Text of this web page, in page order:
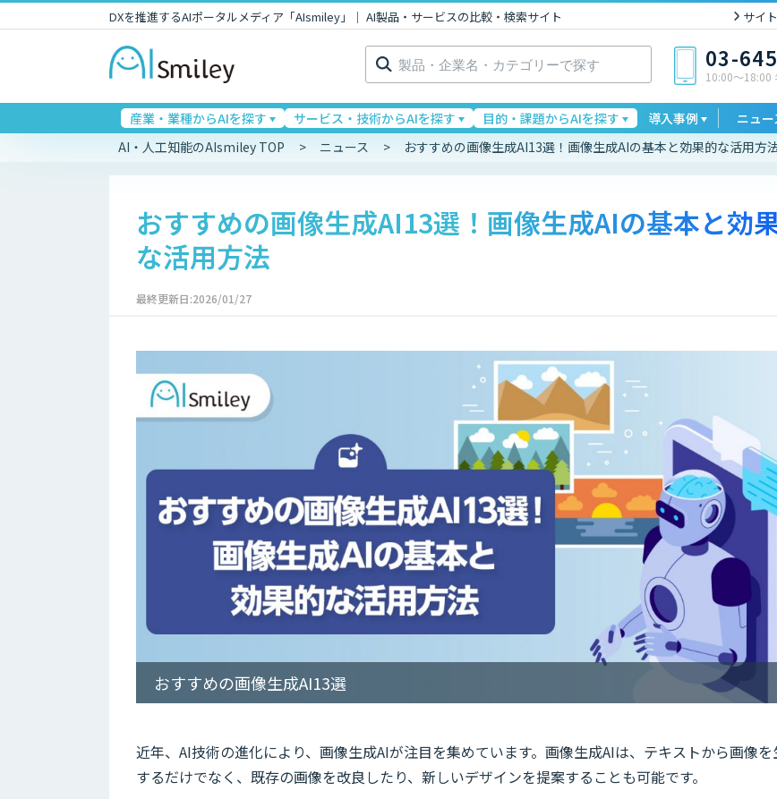
DXを推進するAIポータルメディア「AIsmiley」｜ AI製品・サービスの比較・検索サイト サイ
検
索: 03-
10:00〜18:00
産業・業種からAIを探す サービス・技術からAIを探す 目的・課題からAIを探す 導入事例 ニュー
AI・人工知能のAIsmiley TOP ニュース おすすめの画像生成AI13選！画像生成AIの基本と効果的な活用方
おすすめの画像生成AI13選！画像生成AIの基本と効
な活用方法
最終更新日:2026/01/27
おすすめの画像生成AI13選
近年、AI技術の進化により、画像生成AIが注目を集めています。画像生成AIは、テキストから画像を
するだけでなく、既存の画像を改良したり、新しいデザインを提案することも可能です。